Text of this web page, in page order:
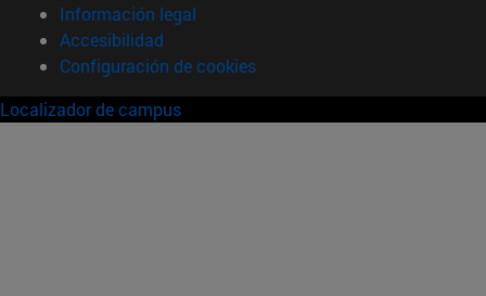
Información legal
Accesibilidad
Configuración de cookies
Localizador de campus